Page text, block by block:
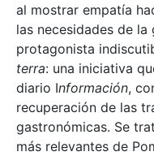
al mostrar empatía
las necesidades de la
protagonista
terra: una iniciativa
diario Información,
recuperación de las
gastronómicas. Se
más relevantes de